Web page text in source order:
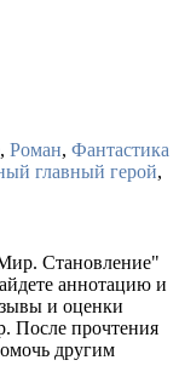
, Роман, Фантастика
главный герой,
Становление"
аннотацию и
и оценки
После прочтения
другим